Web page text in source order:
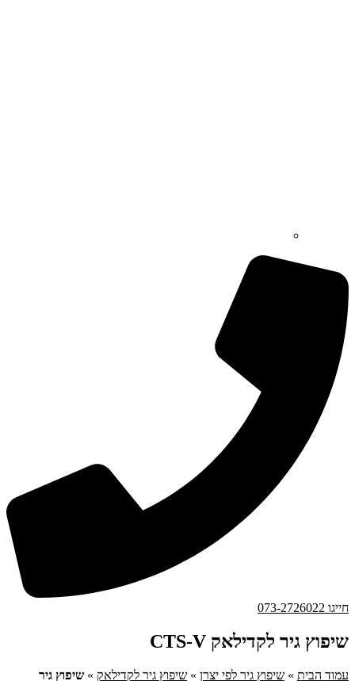
חייגו 073-2726022
שיפוץ גיר לקדילאק CTS-V
עמוד הבית » שיפוץ גיר לפי יצרן » שיפוץ גיר לקדילאק » שיפוץ גיר